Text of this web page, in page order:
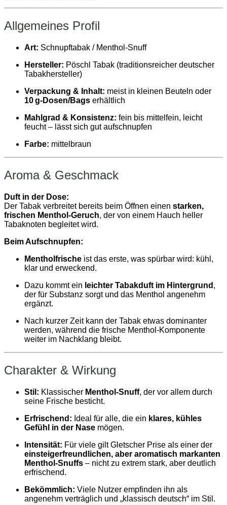
Allgemeines Profil
Art: Schnupftabak / Menthol‑Snuff
Hersteller: Pöschl Tabak (traditionsreicher deutscher
Tabakhersteller)
Verpackung & Inhalt: meist in kleinen Beuteln oder
10 g‑Dosen/Bags erhältlich
Mahlgrad & Konsistenz: fein bis mittelfein, leicht
feucht – lässt sich gut aufschnupfen
Farbe: mittelbraun
Aroma & Geschmack
Duft in der Dose:
Der Tabak verbreitet bereits beim Öffnen einen starken,
frischen Menthol‑Geruch, der von einem Hauch heller
Tabaknoten begleitet wird.
Beim Aufschnupfen:
Mentholfrische ist das erste, was spürbar wird: kühl,
klar und erweckend.
Dazu kommt ein leichter Tabakduft im Hintergrund ,
der für Substanz sorgt und das Menthol angenehm
ergänzt.
Nach kurzer Zeit kann der Tabak etwas dominanter
werden, während die frische Menthol‑Komponente
weiter im Nachklang bleibt.
Charakter & Wirkung
Stil: Klassischer Menthol‑Snuff, der vor allem durch
seine Frische besticht.
Erfrischend: Ideal für alle, die ein klares, kühles
Gefühl in der Nase mögen.
Intensität: Für viele gilt Gletscher Prise als einer der
einsteigerfreundlichen, aber aromatisch markanten
Menthol‑Snuffs – nicht zu extrem stark, aber deutlich
erfrischend.
Bekömmlich: Viele Nutzer empfinden ihn als
angenehm verträglich und „klassisch deutsch“ im Stil.